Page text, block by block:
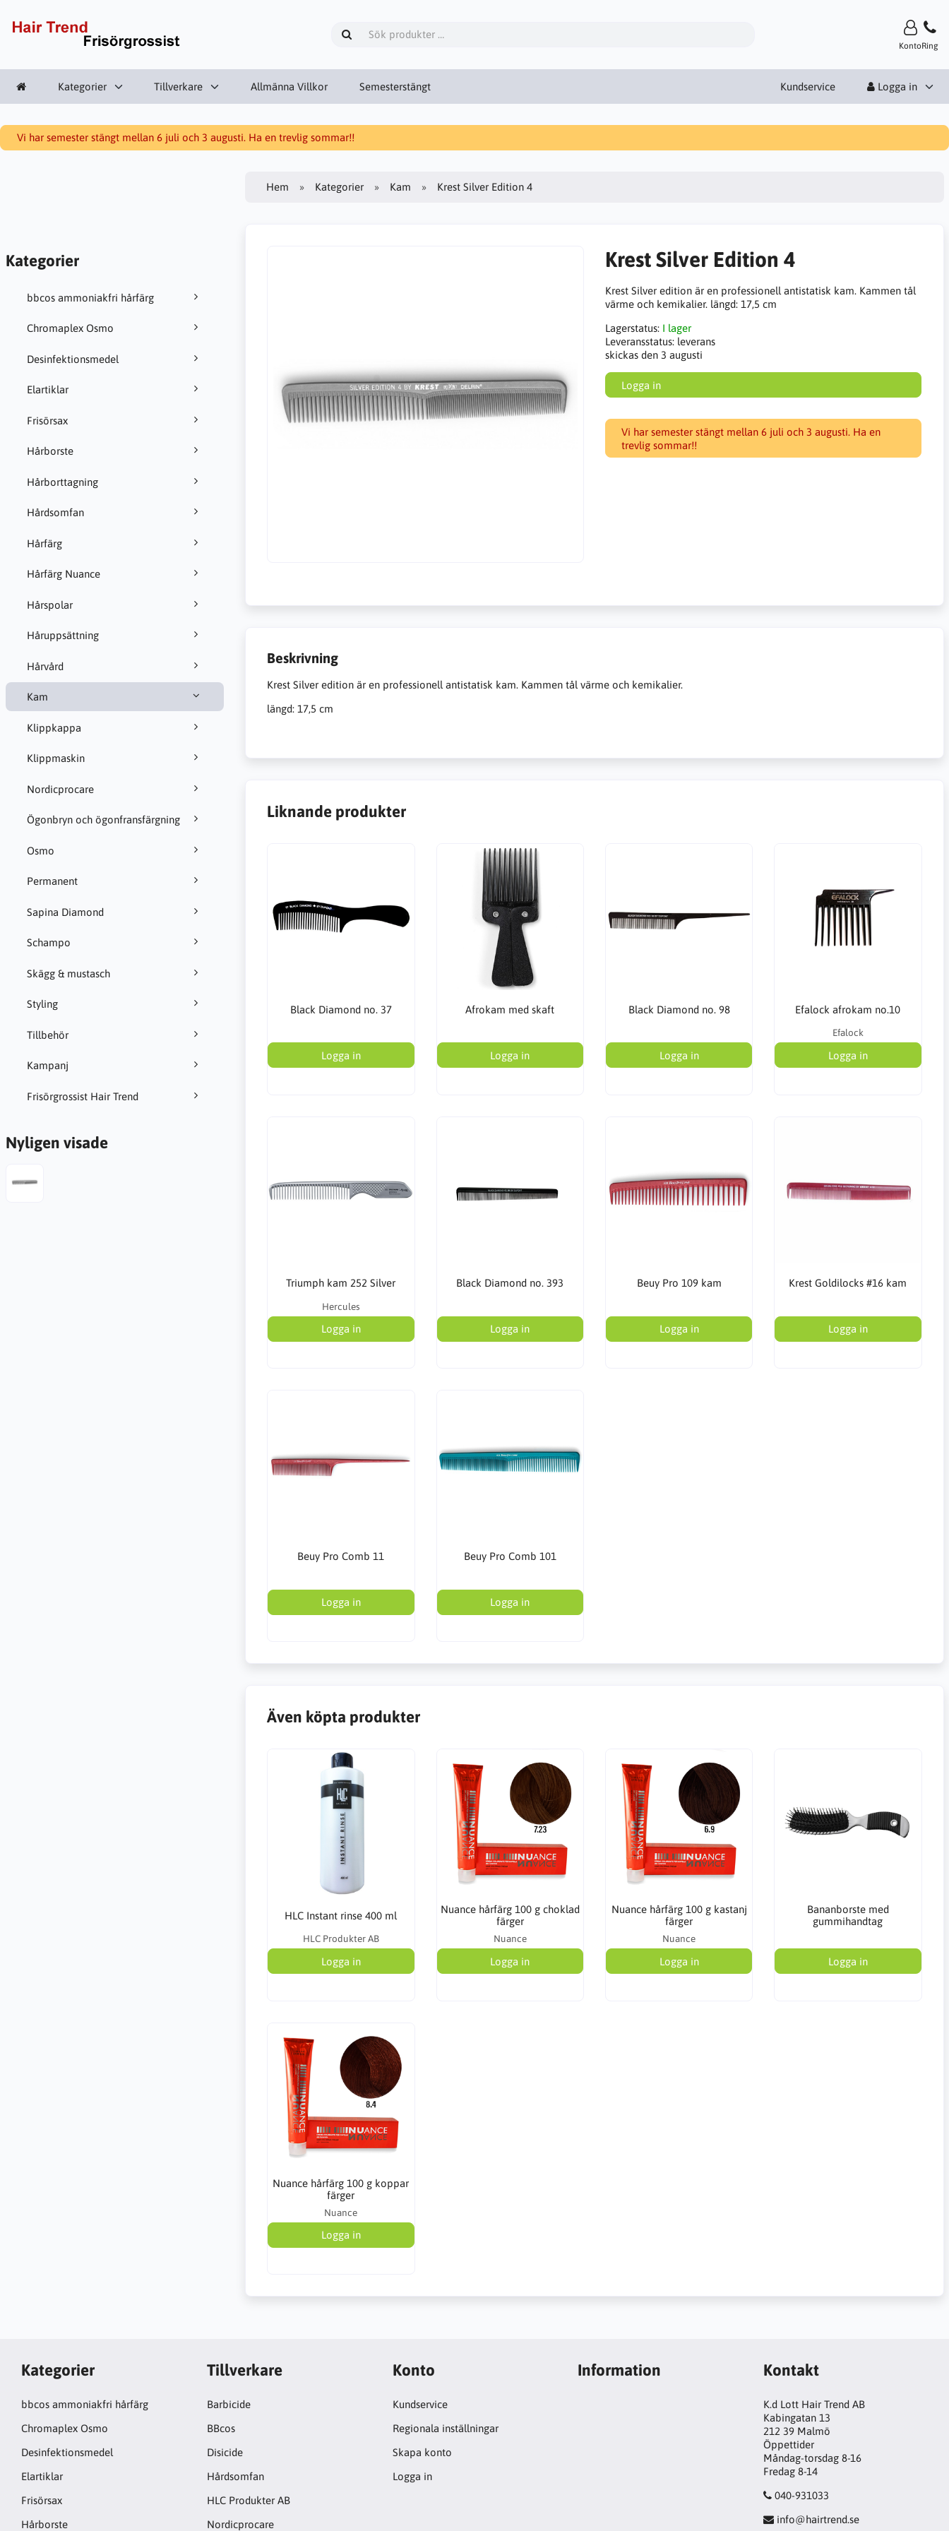
KontoRing
Kategorier Tillverkare Allmänna Villkor Semesterstängt Kundservice Logga in
Vi har semester stängt mellan 6 juli och 3 augusti. Ha en trevlig sommar!!
Kategorier
bbcos ammoniakfri hårfärg
Chromaplex Osmo
Desinfektionsmedel
Elartiklar
Frisörsax
Hårborste
Hårborttagning
Hårdsomfan
Hårfärg
Hårfärg Nuance
Hårspolar
Håruppsättning
Hårvård
Kam
Klippkappa
Klippmaskin
Nordicprocare
Ögonbryn och ögonfransfärgning
Osmo
Permanent
Sapina Diamond
Schampo
Skägg & mustasch
Styling
Tillbehör
Kampanj
Frisörgrossist Hair Trend
Nyligen visade
Hem Kategorier Kam Krest Silver Edition 4
Krest Silver Edition 4
Krest Silver edition är en professionell antistatisk kam. Kammen tål
värme och kemikalier. längd: 17,5 cm
Lagerstatus: I lager
Leveransstatus: leverans
skickas den 3 augusti
Logga in
Vi har semester stängt mellan 6 juli och 3 augusti. Ha en
trevlig sommar!!
Beskrivning
Krest Silver edition är en professionell antistatisk kam. Kammen tål värme och kemikalier.
längd: 17,5 cm
Liknande produkter
Black Diamond no. 37
Logga in
Afrokam med skaft
Logga in
Black Diamond no. 98
Logga in
Efalock afrokam no.10
Efalock
Logga in
Triumph kam 252 Silver
Hercules
Logga in
Black Diamond no. 393
Logga in
Beuy Pro 109 kam
Logga in
Krest Goldilocks #16 kam
Logga in
Beuy Pro Comb 11
Logga in
Beuy Pro Comb 101
Logga in
Även köpta produkter
HLC Instant rinse 400 ml
HLC Produkter AB
Logga in
Nuance hårfärg 100 g choklad
färger
Nuance
Logga in
Nuance hårfärg 100 g kastanj
färger
Nuance
Logga in
Bananborste med
gummihandtag
Logga in
Nuance hårfärg 100 g koppar
färger
Nuance
Logga in
Kategorier
bbcos ammoniakfri hårfärg
Chromaplex Osmo
Desinfektionsmedel
Elartiklar
Frisörsax
Hårborste
Tillverkare
Barbicide
BBcos
Disicide
Hårdsomfan
HLC Produkter AB
Nordicprocare
Konto
Kundservice
Regionala inställningar
Skapa konto
Logga in
Information Kontakt
K.d Lott Hair Trend AB
Kabingatan 13
212 39 Malmö
Öppettider
Måndag-torsdag 8-16
Fredag 8-14
040-931033
info@hairtrend.se